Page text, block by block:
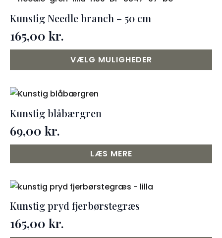
Kunstig Needle branch – 50 cm
165,00 kr.
VÆLG MULIGHEDER
vare
flere
varianter.
Mulighederne
kan
på
varesiden
Kunstig blåbærgren
69,00 kr.
LÆS MERE
Kunstig pryd fjerbørstegræs
165,00 kr.